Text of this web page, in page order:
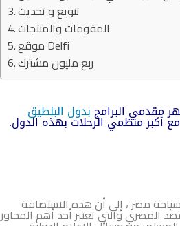
تنويع و تحديث
المقومات والمنتجات
موقع Delfi
ربع مليون مشترك
مقدمي البرامجبدول البلطيق
أكبر منظمي الرحلات بهذه الدول.
بسياحة مصر ، إلى أن هذه الاستضافة
المصري والتي تعتبر أحد أهم المحاور